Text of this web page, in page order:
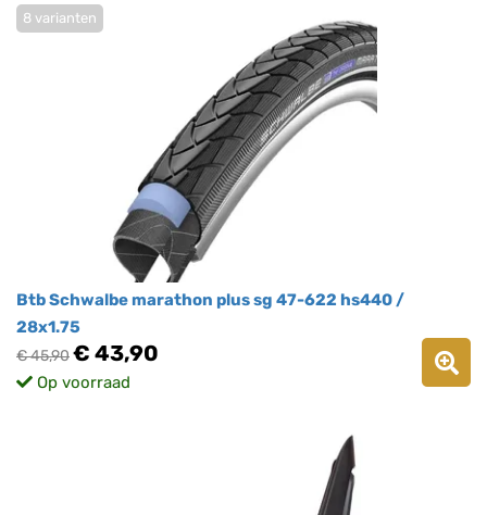
Btb Schwalbe marathon plus sg 47-622 hs440 /
28x1.75
8 varianten
€ 45,90€ 43,90
Op voorraad